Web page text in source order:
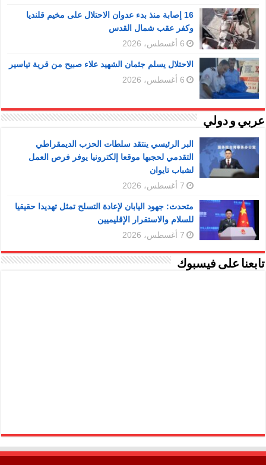
16 إصابة منذ بدء عدوان الاحتلال على مخيم قلنديا
وكفر عقب شمال القدس
6 أغسطس، 2026
الاحتلال يسلم جثمان الشهيد علاء صبيح من قرية تياسير
6 أغسطس، 2026
عربي و دولي
البر الرئيسي ينتقد سلطات الحزب الديمقراطي
التقدمي لحجبها موقعا إلكترونيا يوفر فرص العمل
لشباب تايوان
7 أغسطس، 2026
متحدث: جهود اليابان لإعادة التسلح تمثل تهديدا حقيقيا
للسلام والاستقرار الإقليميين
7 أغسطس، 2026
تابعنا على فيسبوك